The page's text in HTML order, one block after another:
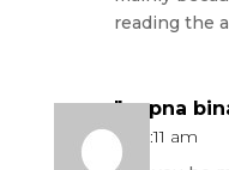
reading the
"oppna
at 12:11 am